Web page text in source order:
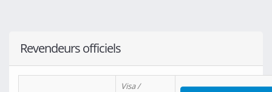
Revendeurs officiels
Visa /